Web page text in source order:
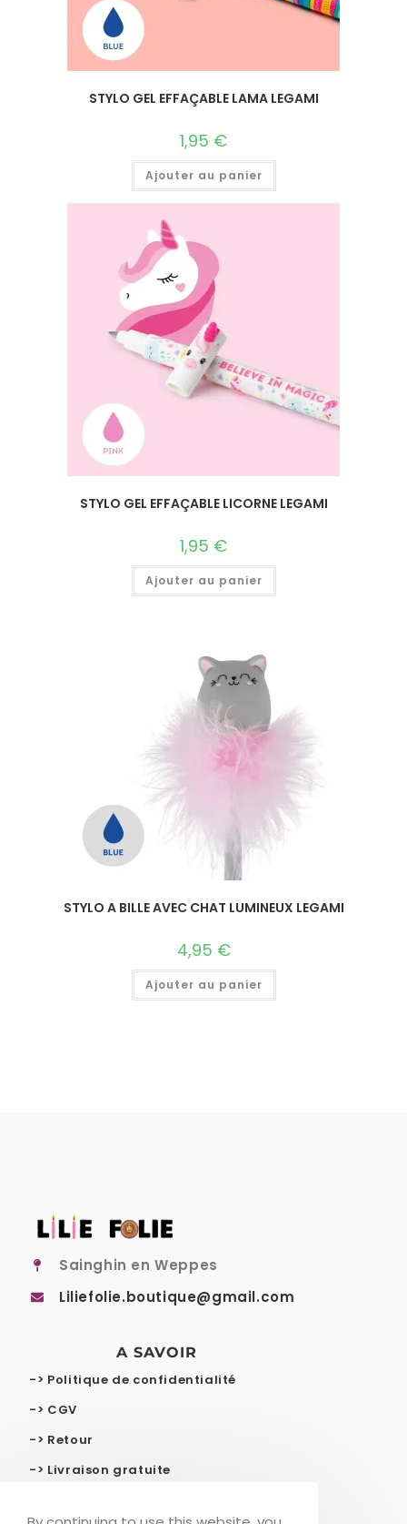
STYLO GEL EFFAÇABLE LAMA LEGAMI
1,95 €
Ajouter au panier
STYLO GEL EFFAÇABLE LICORNE LEGAMI
1,95 €
Ajouter au panier
STYLO A BILLE AVEC CHAT LUMINEUX LEGAMI
4,95 €
Ajouter au panier
Sainghin en Weppes
Liliefolie.boutique@gmail.com
A SAVOIR
-> Politique de confidentialité
-> CGV
-> Retour
-> Livraison gratuite